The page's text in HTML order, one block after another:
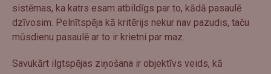
sistēmas, ka katrs esam atbildīgs par to, kādā pasaulē
dzīvosim. Pelnītspēja kā kritērijs nekur nav pazudis, taču
mūsdienu pasaulē ar to ir krietni par maz.
Savukārt ilgtspējas ziņošana ir objektīvs veids, kā